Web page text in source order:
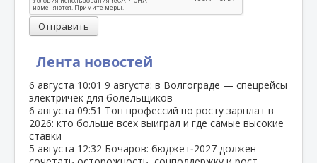
Лента новостей
6 августа 10:01 9 августа: в Волгограде — спецрейсы
электричек для болельщиков
6 августа 09:51 Топ профессий по росту зарплат в
2026: кто больше всех выиграл и где самые высокие
ставки
5 августа 12:32 Бочаров: бюджет‑2027 должен
Отправить